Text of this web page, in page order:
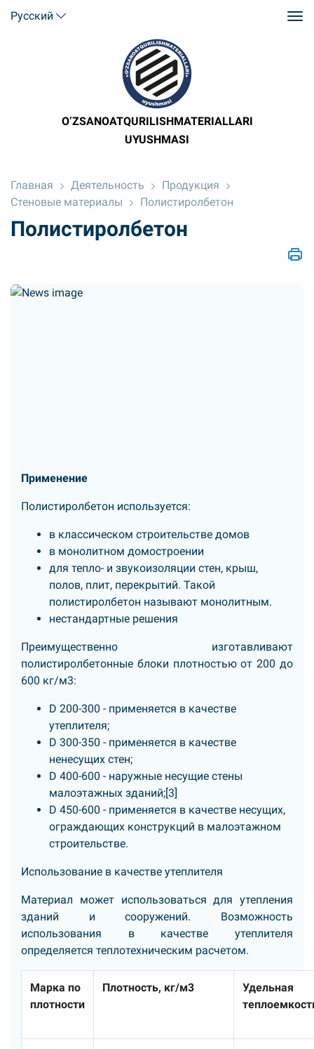
Русский
O’ZSANOATQURILISHMATERIALLARI
UYUSHMASI
Главная Деятельность
Продукция
Стеновые материалы
Полистиролбетон
Полистиролбетон
Применение
Полистиролбетон используется:
в классическом строительстве домов
в монолитном домостроении
для тепло- и звукоизоляции стен, крыш,
полов, плит, перекрытий. Такой
полистиролбетон называют монолитным.
нестандартные решения
Преимущественно изготавливают
полистиролбетонные блоки плотностью от 200 до
600 кг/м3:
D 200-300 - применяется в качестве
утеплителя;
D 300-350 - применяется в качестве
ненесущих стен;
D 400-600 - наружные несущие стены
малоэтажных зданий;[3]
D 450-600 - применяется в качестве несущих,
ограждающих конструкций в малоэтажном
строительстве.
Использование в качестве утеплителя
Материал может использоваться для утепления
зданий и сооружений. Возможность
использования в качестве утеплителя
определяется теплотехническим расчетом.
Марка по
плотности
Плотность, кг/м3
Удельная